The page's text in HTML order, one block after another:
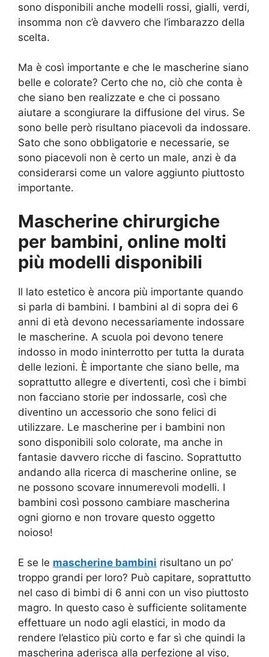
sono disponibili anche modelli rossi, gialli, verdi,
insomma non c’è davvero che l’imbarazzo della
scelta.
Ma è così importante e che le mascherine siano
belle e colorate? Certo che no, ciò che conta è
che siano ben realizzate e che ci possano
aiutare a scongiurare la diffusione del virus. Se
sono belle però risultano piacevoli da indossare.
Sato che sono obbligatorie e necessarie, se
sono piacevoli non è certo un male, anzi è da
considerarsi come un valore aggiunto piuttosto
importante.
Mascherine chirurgiche
per bambini, online molti
più modelli disponibili
Il lato estetico è ancora più importante quando
si parla di bambini. I bambini al di sopra dei 6
anni di età devono necessariamente indossare
le mascherine. A scuola poi devono tenere
indosso in modo ininterrotto per tutta la durata
delle lezioni. È importante che siano belle, ma
soprattutto allegre e divertenti, così che i bimbi
non facciano storie per indossarle, così che
diventino un accessorio che sono felici di
utilizzare. Le mascherine per i bambini non
sono disponibili solo colorate, ma anche in
fantasie davvero ricche di fascino. Soprattutto
andando alla ricerca di mascherine online, se
ne possono scovare innumerevoli modelli. I
bambini così possono cambiare mascherina
ogni giorno e non trovare questo oggetto
noioso!
E se le mascherine bambini risultano un po’
troppo grandi per loro? Può capitare, soprattutto
nel caso di bimbi di 6 anni con un viso piuttosto
magro. In questo caso è sufficiente solitamente
effettuare un nodo agli elastici, in modo da
rendere l’elastico più corto e far sì che quindi la
mascherina aderisca alla perfezione al viso,